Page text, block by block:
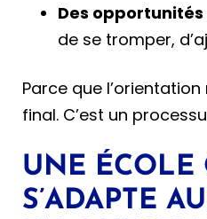
Des
de se tromper,
Parce que
final. C’est un
UNE ÉCOLE
S’ADAPTE